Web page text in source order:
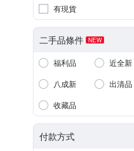
有現貨
二手品條件 NEW
福利品
近全新
八成新
出清品
收藏品
付款方式